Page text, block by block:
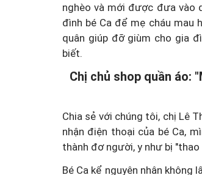
nghèo và mới được đưa vào
đình bé Ca để mẹ cháu mau
quân giúp đỡ giùm cho gia
biết.
Chị chủ shop quần áo:
Chia sẻ với chúng tôi, chị Lê
nhận điện thoại của bé Ca,
thành đơ người, y như bị "thao
Bé Ca kể nguyên nhân không